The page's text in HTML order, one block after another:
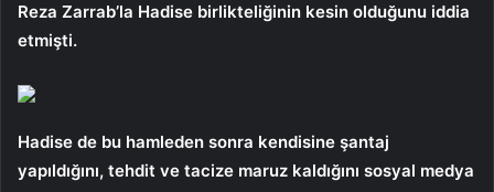
Reza Zarrab’la Hadise birlikteliğinin kesin olduğunu iddia
etmişti.
Hadise de bu hamleden sonra kendisine şantaj
yapıldığını, tehdit ve tacize maruz kaldığını sosyal medya